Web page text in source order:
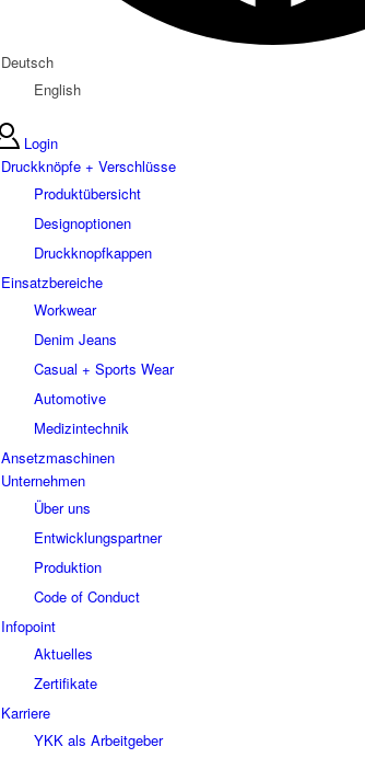
Deutsch
English
Login
Druckknöpfe + Verschlüsse
Produktübersicht
Designoptionen
Druckknopfkappen
Einsatzbereiche
Workwear
Denim Jeans
Casual + Sports Wear
Automotive
Medizintechnik
Ansetzmaschinen
Unternehmen
Über uns
Entwicklungspartner
Produktion
Code of Conduct
Infopoint
Aktuelles
Zertifikate
Karriere
YKK als Arbeitgeber